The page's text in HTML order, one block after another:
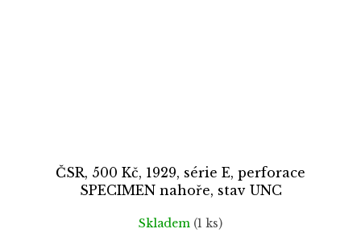
ČSR, 500 Kč, 1929, série E, perforace
SPECIMEN nahoře, stav UNC
Skladem (1 ks)